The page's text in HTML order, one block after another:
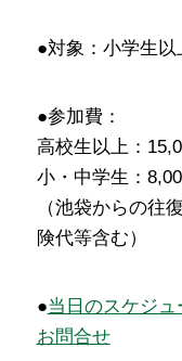
●対象：小学生以
●参加費：
高校生以上：
小・中学生：
（池袋からの往
険代等含む）
●当日のスケジ
お問合せ